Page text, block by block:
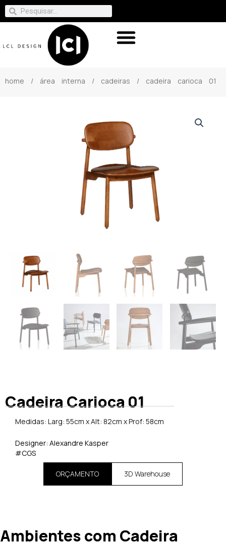
home / área interna / cadeiras / cadeira carioca 01
Cadeira Carioca 01
Medidas: Larg: 55cm x Alt: 82cm x Prof: 58cm
Designer: Alexandre Kasper
#CGS
ORÇAMENTO 3D Warehouse
Ambientes com Cadeira